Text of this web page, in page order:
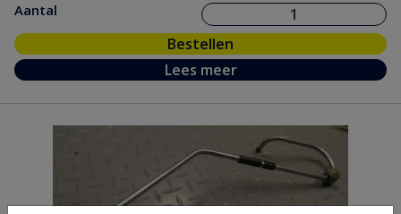
Aantal
Bestellen
Lees meer